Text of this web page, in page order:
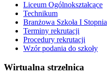
Liceum Ogólnokształcące
Technikum
Branżowa Szkoła I Stopnia
Terminy rekrutacji
Procedury rekrutacji
Wzór podania do szkoły
Wirtualna strzelnica